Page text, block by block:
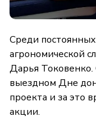
Среди
агрономической
Дарья
выездном Дне
проекта и за это
акции.